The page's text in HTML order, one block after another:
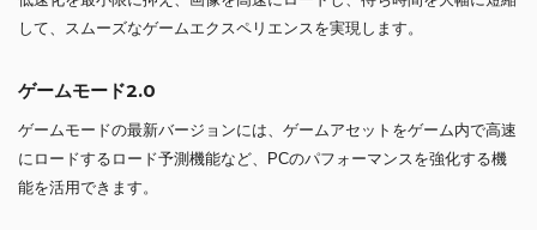
して、スムーズなゲームエクスペリエンスを実現します。
ゲームモード2.0
ゲームモードの最新バージョンには、ゲームアセットをゲーム内で高速
にロードするロード予測機能など、PCのパフォーマンスを強化する機
能を活用できます。